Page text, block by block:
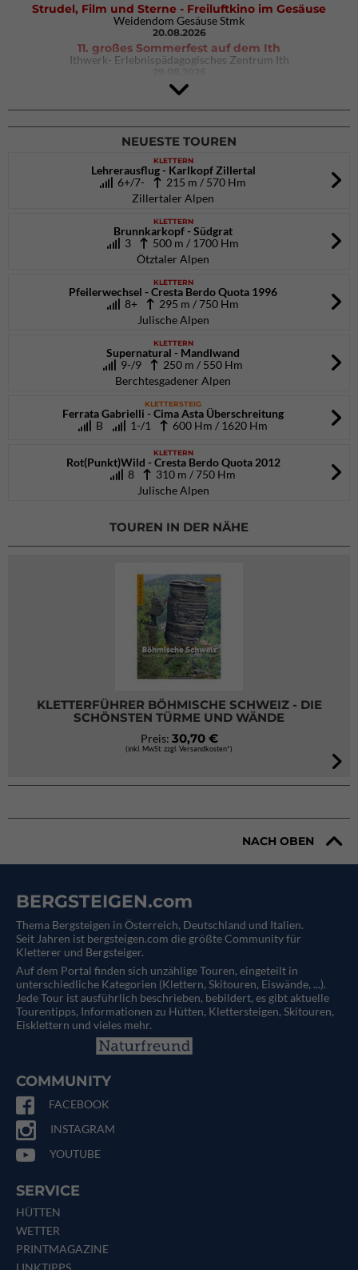
Strudel, Film und Sterne - Freiluftkino im Gesäuse
Weidendom Gesäuse Stmk
20.08.2026
11. großes Sommerfest auf dem Ith
Ithwerk- Erlebnispädagogisches Zentrum Ith
4Blocs KIDS 2026
DAV Kletter- & Boulderzentrum München Süd (Thalkirchen)
NEUESTE TOUREN
KLETTERN
Lehrerausflug - Karlkopf Zillertal
6+/7-
215 m / 570 Hm
Zillertaler Alpen
KLETTERN
Brunnkarkopf - Südgrat
3
500 m / 1700 Hm
Ötztaler Alpen
KLETTERN
Pfeilerwechsel - Cresta Berdo Quota 1996
8+
295 m / 750 Hm
Julische Alpen
KLETTERN
Supernatural - Mandlwand
9-/9
250 m / 550 Hm
Berchtesgadener Alpen
KLETTERSTEIG
Ferrata Gabrielli - Cima Asta Überschreitung
B
1-/1 600 Hm / 1620 Hm
KLETTERN
Rot(Punkt)Wild - Cresta Berdo Quota 2012
8
310 m / 750 Hm
Julische Alpen
TOUREN IN DER NÄHE
KLETTERFÜHRER BÖHMISCHE SCHWEIZ - DIE
SCHÖNSTEN TÜRME UND WÄNDE
Preis: 30,70 €
(inkl. MwSt. zzgl. Versandkosten*)
NACH OBEN
BERGSTEIGEN.com
Thema Bergsteigen in Österreich, Deutschland und Italien.
Seit Jahren ist bergsteigen.com die größte Community für
Kletterer und Bergsteiger.
Auf dem Portal finden sich unzählige Touren, eingeteilt in
unterschiedliche Kategorien (Klettern, Skitouren, Eiswände, ...).
Jede Tour ist ausführlich beschrieben, bebildert, es gibt aktuelle
Tourentipps, Informationen zu Hütten, Klettersteigen, Skitouren,
Eisklettern und vieles mehr.
COMMUNITY
FACEBOOK
INSTAGRAM
YOUTUBE
SERVICE
HÜTTEN
WETTER
PRINTMAGAZINE
LINKTIPPS